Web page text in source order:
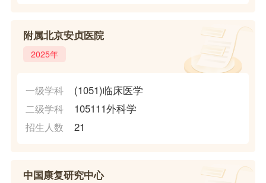
附属北京安贞医院
2025年
一级学科 (1051)临床医学
二级学科 105111外科学
招生人数 21
中国康复研究中心